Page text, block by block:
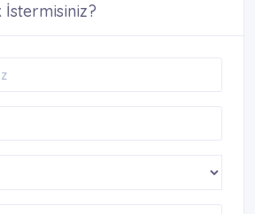
İstermisiniz?